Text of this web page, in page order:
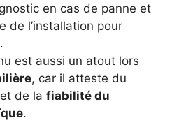
en cas de panne et
de l’installation pour
.
est aussi un atout lors
, car il atteste du
de la fiabilité du
.